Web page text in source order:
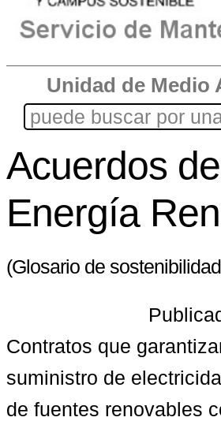
Unidad de Medio
Acuerdos de
Energía
(Glosario de
Contratos que
suministro de
de fuentes renovables